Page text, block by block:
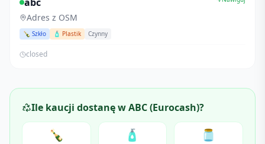
Adres z OSM
🍾 Szkło 🧴 Plastik Czynny
closed
Ile kaucji dostanę wABC (Eurocash)?
🍾 🧴 🫙